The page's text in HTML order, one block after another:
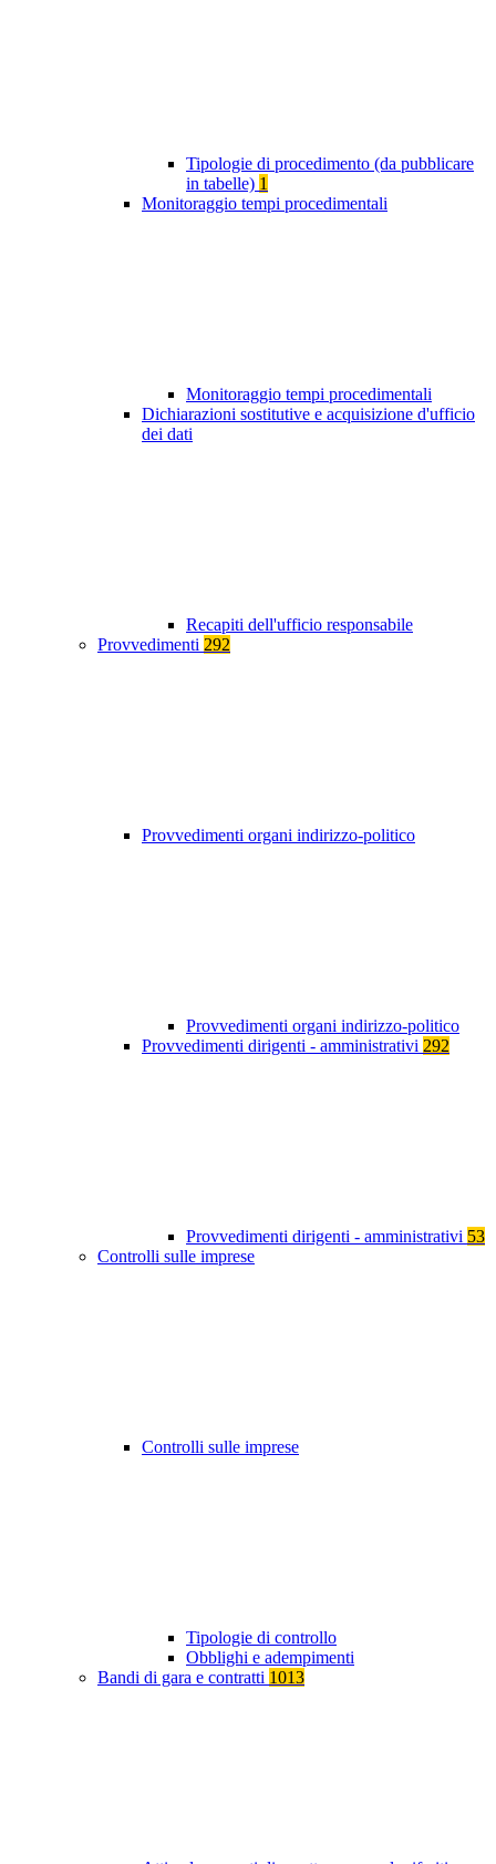
Tipologie di procedimento (da pubblicare
in tabelle) 1
Monitoraggio tempi procedimentali
Monitoraggio tempi procedimentali
Dichiarazioni sostitutive e acquisizione d'ufficio
dei dati
Recapiti dell'ufficio responsabile
Provvedimenti 292
Provvedimenti organi indirizzo-politico
Provvedimenti organi indirizzo-politico
Provvedimenti dirigenti - amministrativi 292
Provvedimenti dirigenti - amministrativi 53
Controlli sulle imprese
Controlli sulle imprese
Tipologie di controllo
Obblighi e adempimenti
Bandi di gara e contratti 1013